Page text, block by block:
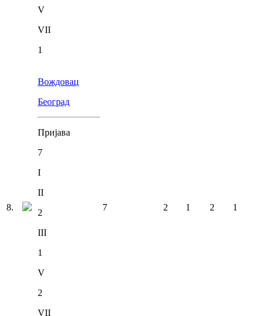
V
VII
1
8.
Вождовац
Београд
Пријава
7
I
II
2
III
1
V
2
VII
7 2 1 2 1